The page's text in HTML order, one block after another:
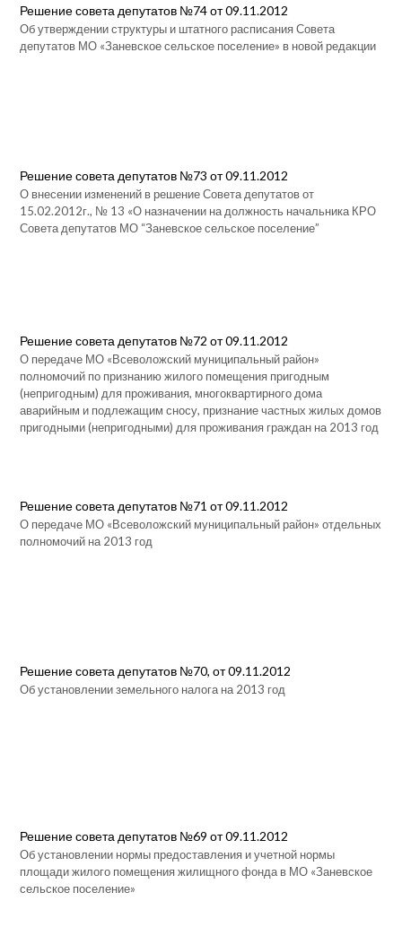
Решение совета депутатов №74 от 09.11.2012
Об утверждении структуры и штатного расписания Совета
депутатов МО «Заневское сельское поселение» в новой редакции
Решение совета депутатов №73 от 09.11.2012
О внесении изменений в решение Совета депутатов от
15.02.2012г., № 13 «О назначении на должность начальника КРО
Совета депутатов МО “Заневское сельское поселение”
Решение совета депутатов №72 от 09.11.2012
О передаче МО «Всеволожский муниципальный район»
полномочий по признанию жилого помещения пригодным
(непригодным) для проживания, многоквартирного дома
аварийным и подлежащим сносу, признание частных жилых домов
пригодными (непригодными) для проживания граждан на 2013 год
Решение совета депутатов №71 от 09.11.2012
О передаче МО «Всеволожский муниципальный район» отдельных
полномочий на 2013 год
Решение совета депутатов №70, от 09.11.2012
Об установлении земельного налога на 2013 год
Решение совета депутатов №69 от 09.11.2012
Об установлении нормы предоставления и учетной нормы
площади жилого помещения жилищного фонда в МО «Заневское
сельское поселение»